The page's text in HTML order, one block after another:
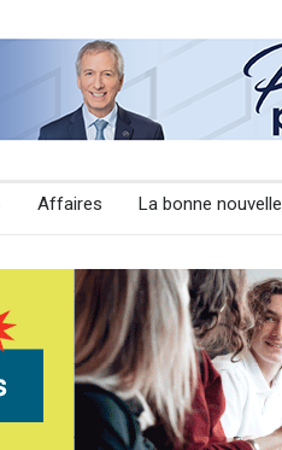
Affaires La bonne